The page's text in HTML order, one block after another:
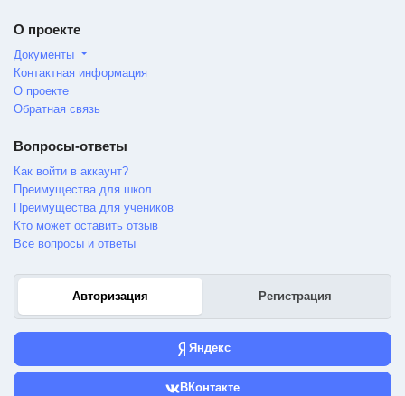
О проекте
Документы
Контактная информация
О проекте
Обратная связь
Вопросы-ответы
Как войти в аккаунт?
Преимущества для школ
Преимущества для учеников
Кто может оставить отзыв
Все вопросы и ответы
Авторизация Регистрация
Яндекс
ВКонтакте